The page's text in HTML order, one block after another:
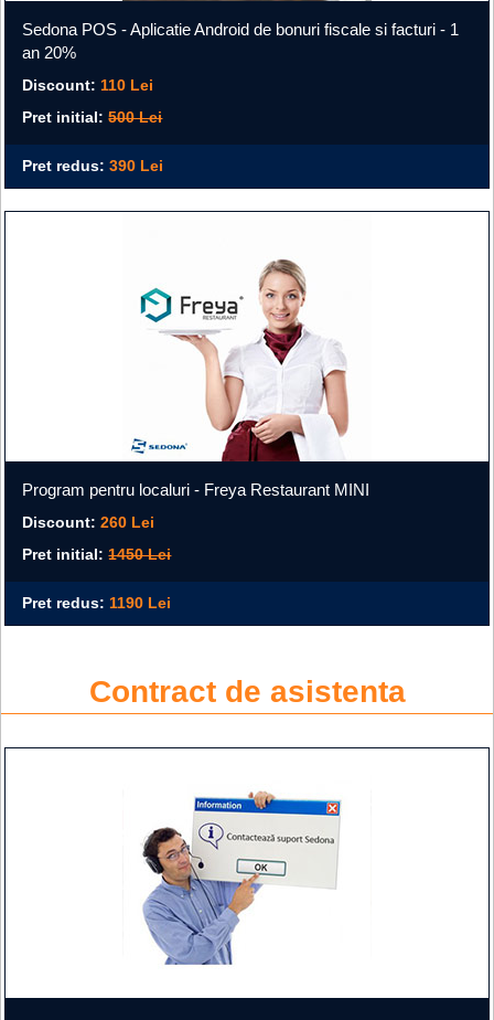
Sedona POS - Aplicatie Android de bonuri fiscale si facturi - 1
an 20%
Discount: 110 Lei
Pret initial:500 Lei
Pret redus:390 Lei
Program pentru localuri - Freya Restaurant MINI
Discount:260 Lei
Pret initial:1450 Lei
Pret redus: 1190 Lei
Contract de asistenta